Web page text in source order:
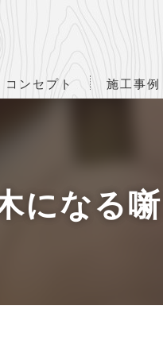
コンセプト 施工事例
になる